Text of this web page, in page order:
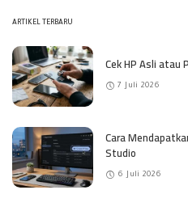
ARTIKEL TERBARU
Cek HP Asli atau
7 Juli 2026
Cara
Studio
6 Juli 2026